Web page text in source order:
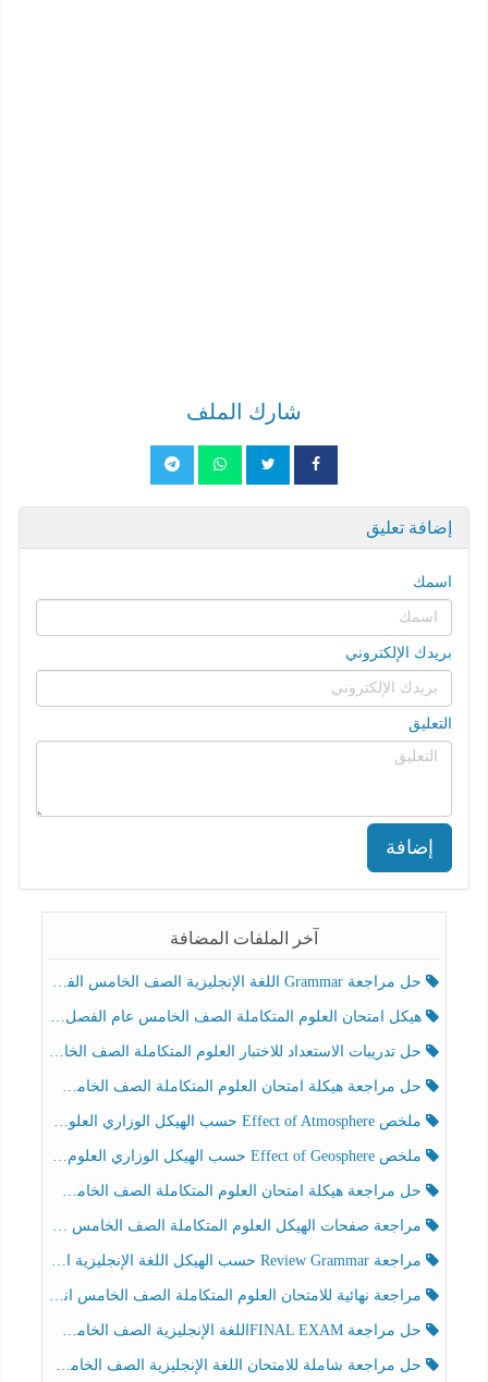
شارك الملف
إضافة تعليق
اسمك
بريدك الإلكتروني
التعليق
إضافة
آخر الملفات المضافة
حل مراجعة Grammar اللغة الإنجليزية الصف الخامس الفصل الثالث
هيكل امتحان العلوم المتكاملة الصف الخامس عام الفصل الدراسي الثالث 2025-2026
حل تدريبات الاستعداد للاختبار العلوم المتكاملة الصف الخامس عام الفصل الثالث
حل مراجعة هيكلة امتحان العلوم المتكاملة الصف الخامس انسبير الفصل الثالث
ملخص Effect of Atmosphere حسب الهيكل الوزاري العلوم المتكاملة الصف الخامس انسبير الفصل الثالث
ملخص Effect of Geosphere حسب الهيكل الوزاري العلوم المتكاملة الصف الخامس انسبير الفصل الثالث
حل مراجعة هيكلة امتحان العلوم المتكاملة الصف الخامس عام الفصل الثالث
مراجعة صفحات الهيكل العلوم المتكاملة الصف الخامس انسبير الفصل الثالث
مراجعة Review Grammar حسب الهيكل اللغة الإنجليزية الصف الخامس الفصل الثالث
مراجعة نهائية للامتحان العلوم المتكاملة الصف الخامس انسبير الفصل الثالث
حل مراجعة FINAL EXAMاللغة الإنجليزية الصف الخامس الفصل الثالث
حل مراجعة شاملة للامتحان اللغة الإنجليزية الصف الخامس الفصل الثالث